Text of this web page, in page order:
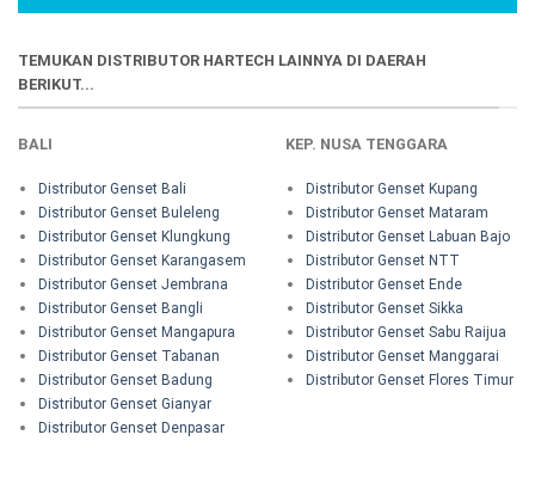
TEMUKAN DISTRIBUTOR HARTECH LAINNYA DI DAERAH
BERIKUT...
BALI
Distributor Genset Bali
Distributor Genset Buleleng
Distributor Genset Klungkung
Distributor Genset Karangasem
Distributor Genset Jembrana
Distributor Genset Bangli
Distributor Genset Mangapura
Distributor Genset Tabanan
Distributor Genset Badung
Distributor Genset Gianyar
Distributor Genset Denpasar
KEP. NUSA TENGGARA
Distributor Genset Kupang
Distributor Genset Mataram
Distributor Genset Labuan Bajo
Distributor Genset NTT
Distributor Genset Ende
Distributor Genset Sikka
Distributor Genset Sabu Raijua
Distributor Genset Manggarai
Distributor Genset Flores Timur